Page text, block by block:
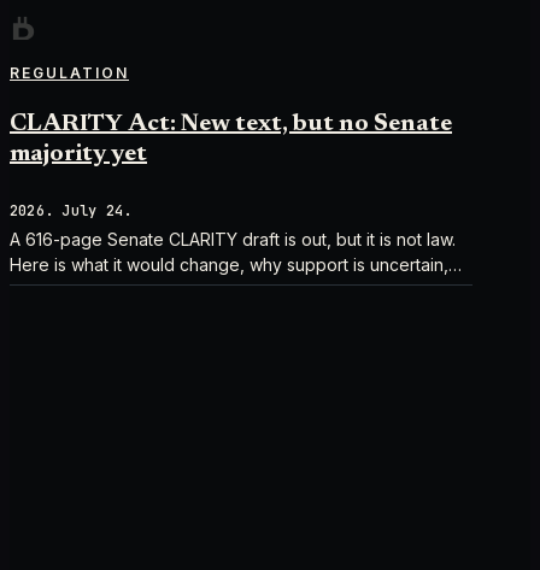
REGULATION
CLARITY Act: New text, but no Senate
majority yet
2026. July 24.
A 616-page Senate CLARITY draft is out, but it is not law.
Here is what it would change, why support is uncertain,
and what happens next.